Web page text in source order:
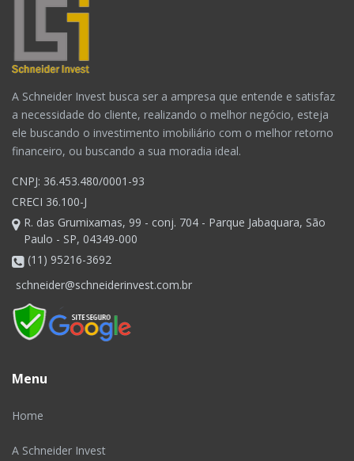
A Schneider Invest busca ser a ampresa que entende e satisfaz
a necessidade do cliente, realizando o melhor negócio, esteja
ele buscando o investimento imobiliário com o melhor retorno
financeiro, ou buscando a sua moradia ideal.
CNPJ: 36.453.480/0001-93
CRECI 36.100-J
R. das Grumixamas, 99 - conj. 704 - Parque Jabaquara, São
Paulo - SP, 04349-000
(11) 95216-3692
schneider@schneiderinvest.com.br
Menu
Home
A Schneider Invest